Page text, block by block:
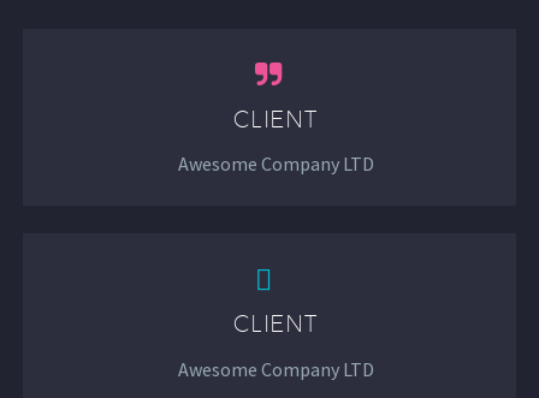


CLIENT
Awesome Company LTD


CLIENT
Awesome Company LTD